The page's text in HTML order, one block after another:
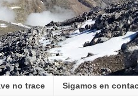
no trace Sigamos en